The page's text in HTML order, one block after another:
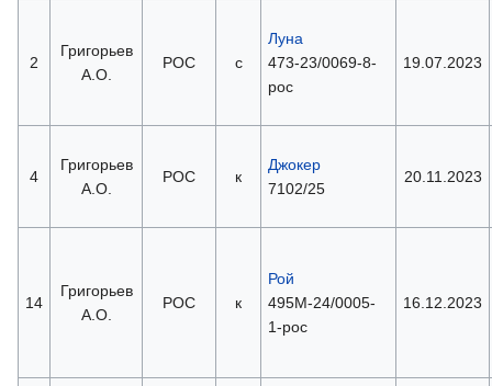
2
Григорьев
А.О.
РОС с
Луна
473-23/0069-8-
рос
19.07.2023
4
Григорьев
А.О.
РОС к
Джокер
7102/25
20.11.2023
14
Григорьев
А.О.
РОС к
Рой
495М-24/0005-
1-рос
16.12.2023